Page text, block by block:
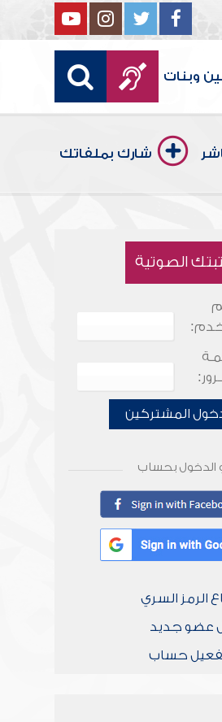
وبنات
شارك بملفاتك
الصوتية
المشتركين
الدخول بحساب
الرمز السري
عضو جديد
تفعيل حساب